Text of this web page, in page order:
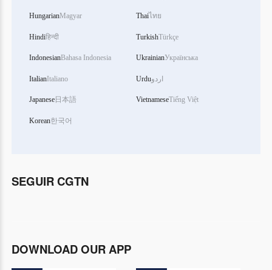
HungarianMagyar
Hindiहिन्दी
IndonesianBahasa Indonesia
ItalianItaliano
Japanese日本語
Korean한국어
Thaiไทย
TurkishTürkçe
UkrainianУкраїнська
Urduاردو
VietnameseTiếng Việt
SEGUIR CGTN
DOWNLOAD OUR APP